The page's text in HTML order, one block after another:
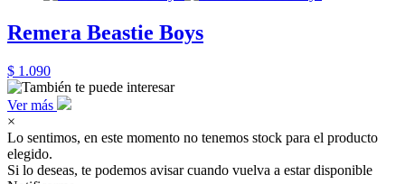
Remera Beastie Boys
$ 1.090
Ver más
×
Lo sentimos, en este momento no tenemos stock para el producto
elegido.
Si lo deseas, te podemos avisar cuando vuelva a estar disponible